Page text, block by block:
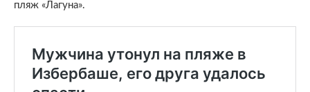
пляж «Лагуна».